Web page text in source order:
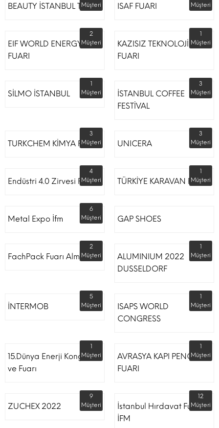
BEAUTY İSTANBUL TÜYAP
Müşteri
ISAF FUARI
Müşteri
EIF WORLD ENERGY
FUARI
2
Müşteri
KAZISIZ TEKNOLOJİLER
FUARI
1
Müşteri
SİLMO İSTANBUL
1
Müşteri
İSTANBUL COFFEE
FESTİVAL
3
Müşteri
TURKCHEM KİMYA FUARI
3
Müşteri
UNICERA
3
Müşteri
Endüstri 4.0 Zirvesi Fuarı
4
Müşteri
TÜRKİYE KARAVAN FUARI
1
Müşteri
Metal Expo İfm
6
Müşteri
GAP SHOES
FachPack Fuarı Almanya
2
Müşteri
ALUMINIUM 2022
DUSSELDORF
1
Müşteri
İNTERMOB
5
Müşteri
ISAPS WORLD
CONGRESS
1
Müşteri
15.Dünya Enerji Kongresi
ve Fuarı
1
Müşteri
AVRASYA KAPI PENCERE
FUARI
1
Müşteri
ZUCHEX 2022
9
Müşteri
İstanbul Hırdavat Fuarı
İFM
12
Müşteri